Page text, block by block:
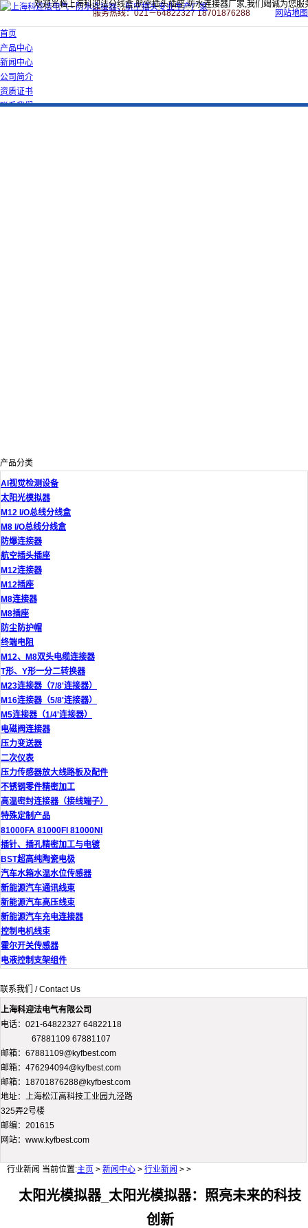
欢迎光临上海科迎法分线盒,航空插头插座,防水连接器厂家,我们竭诚为您服
服务热线：021－64822327 18701876288
网站地图
首页
产品中心
新闻中心
公司简介
资质证书
联系我们
产品分类
AI视觉检测设备
太阳光模拟器
M12 I/O总线分线盒
M8 I/O总线分线盒
防爆连接器
航空插头插座
M12连接器
M12插座
M8连接器
M8插座
防尘防护帽
终端电阻
M12、M8双头电缆连接器
T形、Y形一分二转换器
M23连接器（7/8'连接器）
M16连接器（5/8'连接器）
M5连接器（1/4'连接器）
电磁阀连接器
压力变送器
二次仪表
压力传感器放大线路板及配件
不锈钢零件精密加工
高温密封连接器（接线端子）
特殊定制产品
81000FA 81000FI 81000NI
插针、插孔精密加工与电镀
BST超高纯陶瓷电极
汽车水箱水温水位传感器
新能源汽车通讯线束
新能源汽车高压线束
新能源汽车充电连接器
控制电机线束
霍尔开关传感器
电液控制支架组件
联系我们 / Contact Us
上海科迎法电气有限公司
电话：021-64822327 64822118
67881109 67881107
邮箱：67881109@kyfbest.com
邮箱：476294094@kyfbest.com
邮箱：18701876288@kyfbest.com
地址：上海松江高科技工业园九泾路
325弄2号楼
邮编：201615
网站：www.kyfbest.com
行业新闻 当前位置:主页 > 新闻中心 > 行业新闻 > >
太阳光模拟器_太阳光模拟器：照亮未来的科技
创新